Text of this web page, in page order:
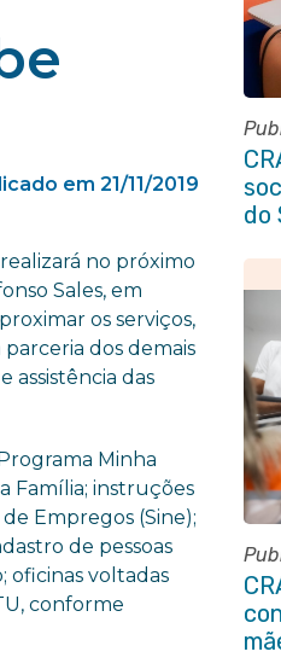
em 21/11/2019
no próximo
Sales, em
os serviços,
dos demais
assistência das
Minha
Família; instruções
Empregos (Sine);
de pessoas
oficinas voltadas
conforme
do